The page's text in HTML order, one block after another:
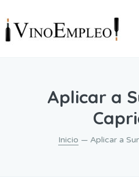
Aplicar a
Inicio — Aplicar a